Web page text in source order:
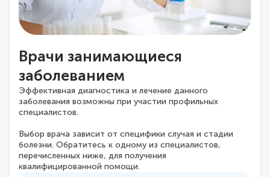
Врачи занимающиеся
заболеванием
Эффективная диагностика и лечение данного
заболевания возможны при участии профильных
специалистов.
Выбор врача зависит от специфики случая и стадии
болезни. Обратитесь к одному из специалистов,
перечисленных ниже, для получения
квалифицированной помощи.